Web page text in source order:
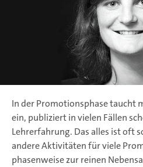
In der Promotionsphase taucht
ein, publiziert in vielen Fällen
Lehrerfahrung. Das alles ist oft
andere Aktivitäten für viele
phasenweise zur reinen